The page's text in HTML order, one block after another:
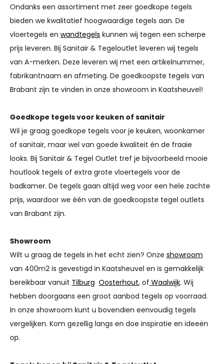
Ondanks een assortiment met zeer goedkope tegels
bieden we kwalitatief hoogwaardige tegels aan. De
vloertegels en wandtegels kunnen wij tegen een scherpe
prijs leveren. Bij Sanitair & Tegeloutlet leveren wij tegels
van A-merken. Deze leveren wij met een artikelnummer,
fabrikantnaam en afmeting. De goedkoopste tegels van
Brabant zijn te vinden in onze showroom in Kaatsheuvel!
Goedkope tegels voor keuken of sanitair
Wil je graag goedkope tegels voor je keuken, woonkamer
of sanitair, maar wel van goede kwaliteit én de fraaie
looks. Bij Sanitair & Tegel Outlet tref je bijvoorbeeld mooie
houtlook tegels of extra grote vloertegels voor de
badkamer. De tegels gaan altijd weg voor een hele zachte
prijs, waardoor we één van de goedkoopste tegel outlets
van Brabant zijn.
Showroom
Wilt u graag de tegels in het echt zien? Onze showroom
van 400m2 is gevestigd in Kaatsheuvel en is gemakkelijk
bereikbaar vanuit Tilburg Oosterhout, of Waalwijk. Wij
hebben doorgaans een groot aanbod tegels op voorraad.
In onze showroom kunt u bovendien eenvoudig tegels
vergelijken. Kom gezellig langs en doe inspiratie en ideeën
op.